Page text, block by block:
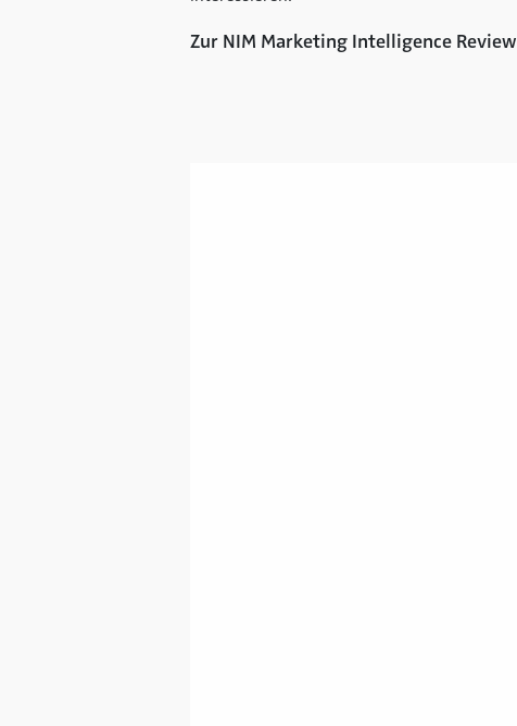
Zur NIM Marketing Intelligence Review